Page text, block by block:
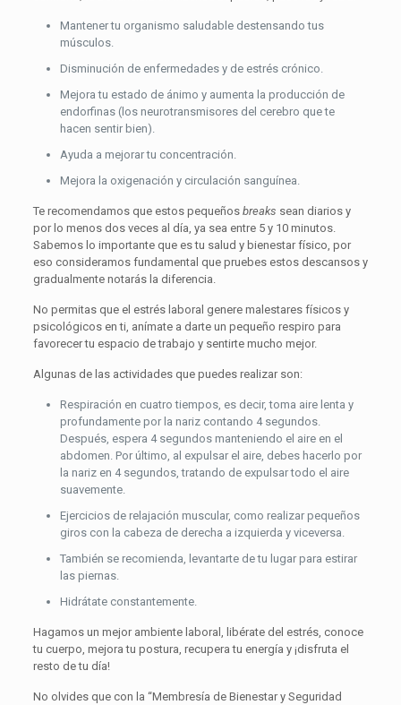
Mantener tu organismo saludable destensando tus
músculos.
Disminución de enfermedades y de estrés crónico.
Mejora tu estado de ánimo y aumenta la producción de
endorfinas (los neurotransmisores del cerebro que te
hacen sentir bien).
Ayuda a mejorar tu concentración.
Mejora la oxigenación y circulación sanguínea.
Te recomendamos que estos pequeños breaks sean diarios y
por lo menos dos veces al día, ya sea entre 5 y 10 minutos.
Sabemos lo importante que es tu salud y bienestar físico, por
eso consideramos fundamental que pruebes estos descansos y
gradualmente notarás la diferencia.
No permitas que el estrés laboral genere malestares físicos y
psicológicos en ti, anímate a darte un pequeño respiro para
favorecer tu espacio de trabajo y sentirte mucho mejor.
Algunas de las actividades que puedes realizar son:
Respiración en cuatro tiempos, es decir, toma aire lenta y
profundamente por la nariz contando 4 segundos.
Después, espera 4 segundos manteniendo el aire en el
abdomen. Por último, al expulsar el aire, debes hacerlo por
la nariz en 4 segundos, tratando de expulsar todo el aire
suavemente.
Ejercicios de relajación muscular, como realizar pequeños
giros con la cabeza de derecha a izquierda y viceversa.
También se recomienda, levantarte de tu lugar para estirar
las piernas.
Hidrátate constantemente.
Hagamos un mejor ambiente laboral, libérate del estrés, conoce
tu cuerpo, mejora tu postura, recupera tu energía y ¡disfruta el
resto de tu día!
No olvides que con la “Membresía de Bienestar y Seguridad